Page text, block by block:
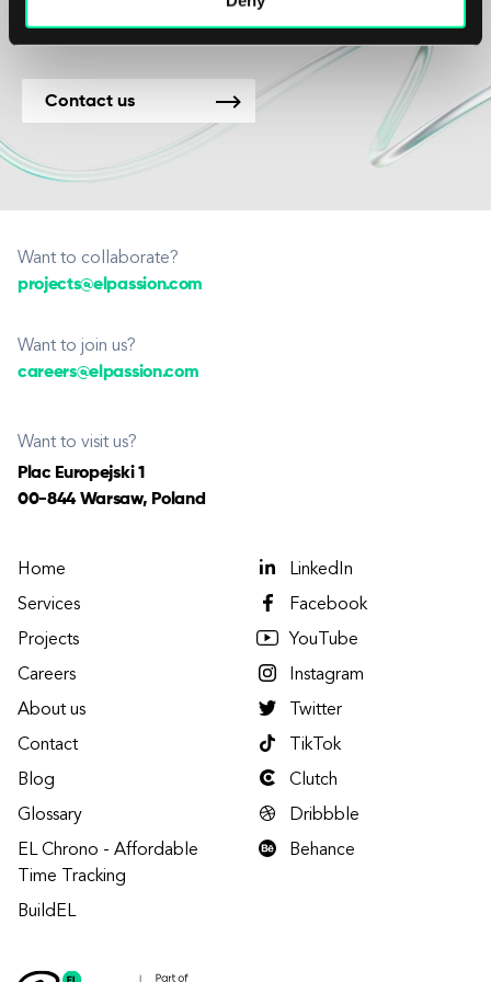
Contact us
Want to collaborate?
projects@elpassion.com
Want to join us?
careers@elpassion.com
Want to visit us?
Plac Europejski 1
00-844 Warsaw, Poland
Home
Services
Projects
Careers
About us
Contact
Blog
Glossary
EL Chrono - Affordable
Time Tracking
BuildEL
LinkedIn
Facebook
YouTube
Instagram
Twitter
TikTok
Clutch
Dribbble
Behance